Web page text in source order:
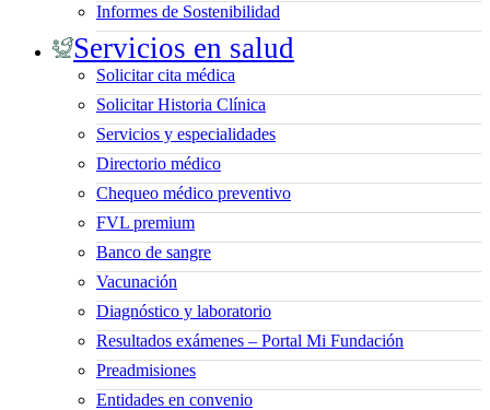
Informes de Sostenibilidad
Servicios en salud
Solicitar cita médica
Solicitar Historia Clínica
Servicios y especialidades
Directorio médico
Chequeo médico preventivo
FVL premium
Banco de sangre
Vacunación
Diagnóstico y laboratorio
Resultados exámenes – Portal Mi Fundación
Preadmisiones
Entidades en convenio